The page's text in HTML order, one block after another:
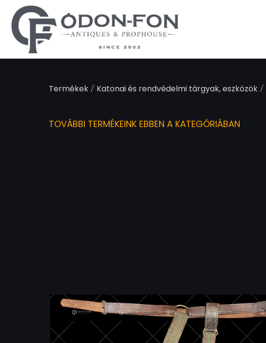
Termékek/ Katonai és rendvédelmi tárgyak, eszközök/
TOVÁBBI TERMÉKEINK EBBEN A KATEGÓRIÁBAN